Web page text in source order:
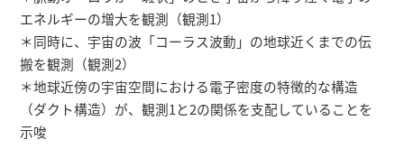
エネルギーの増大を観測（観測1）
＊同時に、宇宙の波「コーラス波動」の地球近くまでの伝
搬を観測（観測2）
＊地球近傍の宇宙空間における電子密度の特徴的な構造
（ダクト構造）が、観測1と2の関係を支配していることを
示唆